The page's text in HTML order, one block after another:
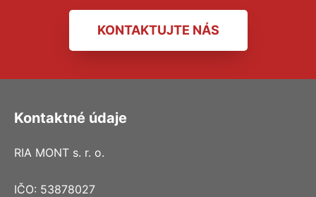
KONTAKTUJTE NÁS
Kontaktné údaje
RIA MONT s. r. o.
IČO: 53878027